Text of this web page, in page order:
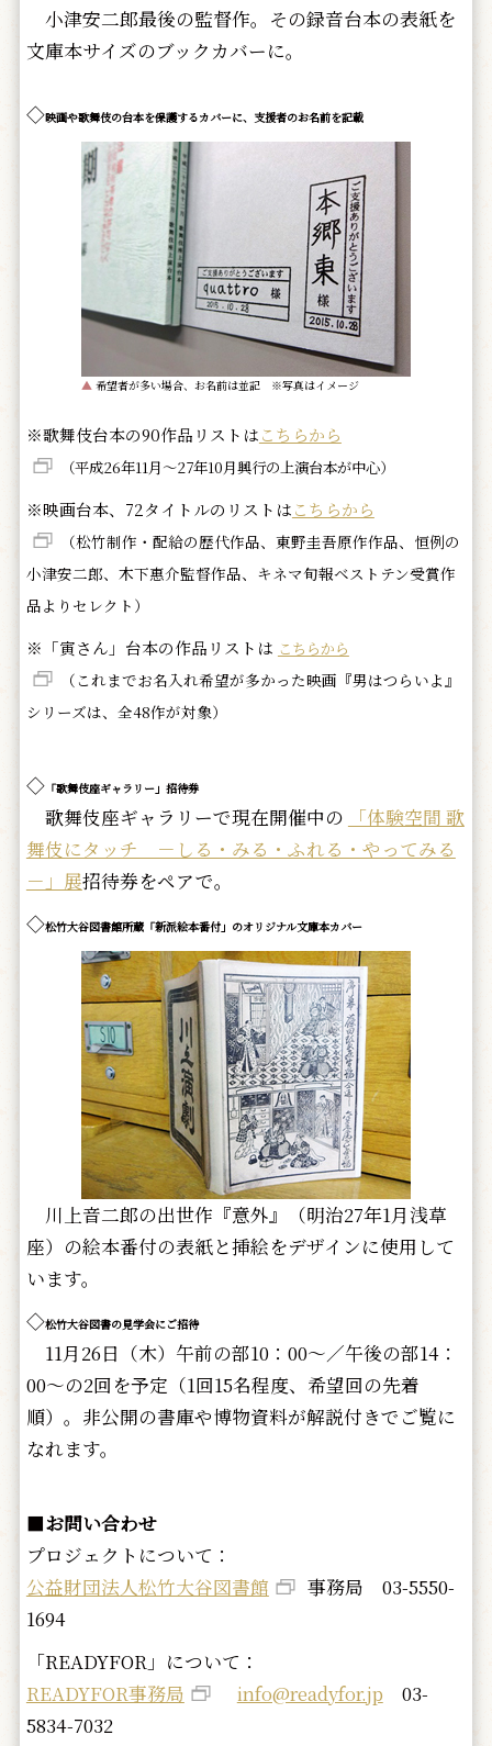
小津安二郎最後の監督作。その録音台本の表紙を
文庫本サイズのブックカバーに。
◇映画や歌舞伎の台本を保護するカバーに、支援者のお名前を記載
▲ 希望者が多い場合、お名前は並記 ※写真はイメージ
※歌舞伎台本の90作品リストはこちらから
（平成26年11月～27年10月興行の上演台本が中心）
※映画台本、72タイトルのリストはこちらから
（松竹制作・配給の歴代作品、東野圭吾原作作品、恒例の
小津安二郎、木下惠介監督作品、キネマ旬報ベストテン受賞作
品よりセレクト）
※「寅さん」台本の作品リストは こちらから
（これまでお名入れ希望が多かった映画『男はつらいよ』
シリーズは、全48作が対象）
◇「歌舞伎座ギャラリー」招待券
歌舞伎座ギャラリーで現在開催中の
「体験空間 歌
舞伎にタッチ －しる・みる・ふれる・やってみる
－」展招待券をペアで。
◇松竹大谷図書館所蔵「新派絵本番付」のオリジナル文庫本カバー
川上音二郎の出世作『意外』（明治27年1月浅草
座）の絵本番付の表紙と挿絵をデザインに使用して
います。
◇松竹大谷図書の見学会にご招待
11月26日（木）午前の部10：00～／午後の部14：
00～の2回を予定（1回15名程度、希望回の先着
順）。非公開の書庫や博物資料が解説付きでご覧に
なれます。
■お問い合わせ
プロジェクトについて：
公益財団法人松竹大谷図書館
事務局 03-5550-
1694
「READYFOR」について：
READYFOR事務局
info@readyfor.jp 03-
5834-7032